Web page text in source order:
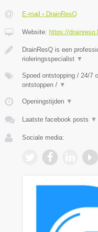
E-mail › DrainResQ
Website: https://
DrainResQ is een
rioleringsspecialist ▼
Spoed ontstopping / 24/7
ontstoppen / ▼
Openingstijden ▼
Laatste facebook posts ▼
Sociale media: